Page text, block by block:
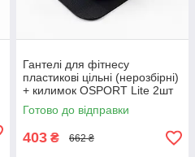
Гантелі для фітнесу
пластикові цільні (нерозбірні)
+ килимок OSPORT Lite 2шт
по 2.5 кг (OF-0116)
Бірюзовий
Готово до відправки
403 ₴ 662 ₴